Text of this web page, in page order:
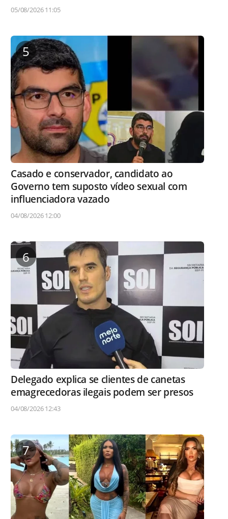
05/08/2026 11:05
5
Casado e conservador, candidato ao
Governo tem suposto vídeo sexual com
influenciadora vazado
04/08/2026 12:00
6
Delegado explica se clientes de canetas
emagrecedoras ilegais podem ser presos
04/08/2026 12:43
7